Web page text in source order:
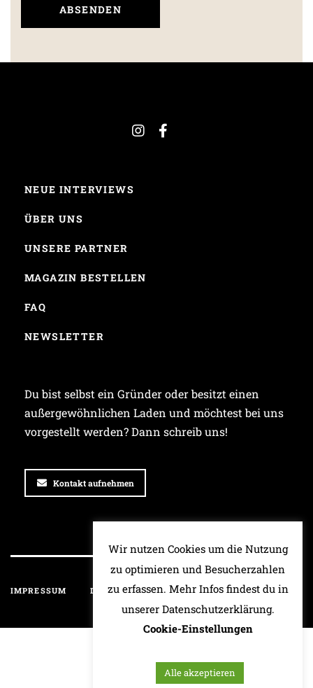
NEUE INTERVIEWS
ÜBER UNS
UNSERE PARTNER
MAGAZIN BESTELLEN
FAQ
NEWSLETTER
Du bist selbst ein Gründer oder besitzt einen
außergewöhnlichen Laden und möchtest bei uns
vorgestellt werden? Dann schreib uns!
Kontakt aufnehmen
IMPRESSUM DATENSCHUTZ HAFTUNGSAUSSCHLUSS
Wir nutzen Cookies um die Nutzung
zu optimieren und Besucherzahlen
zu erfassen. Mehr Infos findest du in
unserer Datenschutzerklärung.
Cookie-Einstellungen
Alle akzeptieren